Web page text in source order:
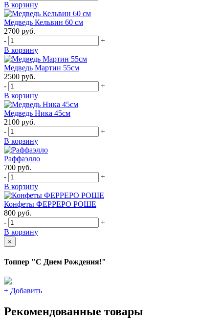
В корзину
Медведь Кельвин 60 см
2700 руб.
-
+
В корзину
Медведь Мартин 55см
2500 руб.
-
+
В корзину
Медведь Ника 45см
2100 руб.
-
+
В корзину
Раффаэлло
700 руб.
-
+
В корзину
Конфеты ФЕРРЕРО РОШЕ
800 руб.
-
+
В корзину
×
Топпер "С Днем Рождения!"
+ Добавить
Рекомендованные товары